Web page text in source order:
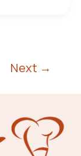
Next →